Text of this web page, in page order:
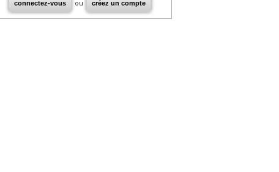
connectez-vous ou créez un compte